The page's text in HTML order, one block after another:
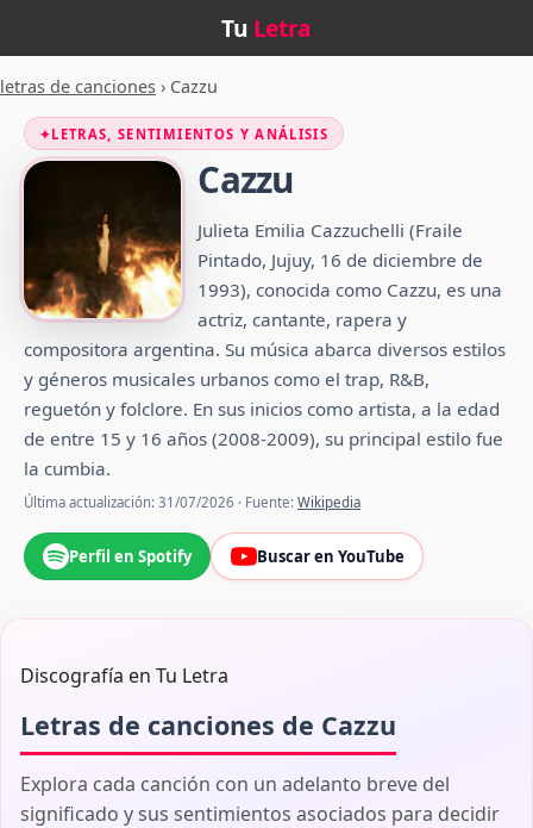
Tu Letra
letras de canciones › Cazzu
✦LETRAS, SENTIMIENTOS Y ANÁLISIS
Cazzu
Julieta Emilia Cazzuchelli (Fraile
Pintado, Jujuy, 16 de diciembre de
1993), conocida como Cazzu, es una
actriz, cantante, rapera y
compositora argentina. Su música abarca diversos estilos
y géneros musicales urbanos como el trap, R&B,
reguetón y folclore.​​ En sus inicios como artista, a la edad
de entre 15 y 16 años (2008-2009), su principal estilo fue
la cumbia.
Última actualización: 31/07/2026 · Fuente: Wikipedia
Perfil en Spotify Buscar en YouTube
Discografía en Tu Letra
Letras de canciones de Cazzu
Explora cada canción con un adelanto breve del
significado y sus sentimientos asociados para decidir